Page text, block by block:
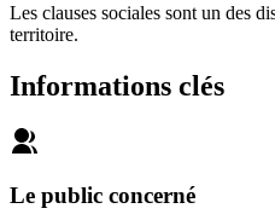
Les clauses sociales sont un des
territoire.
Informations clés
Le public concerné